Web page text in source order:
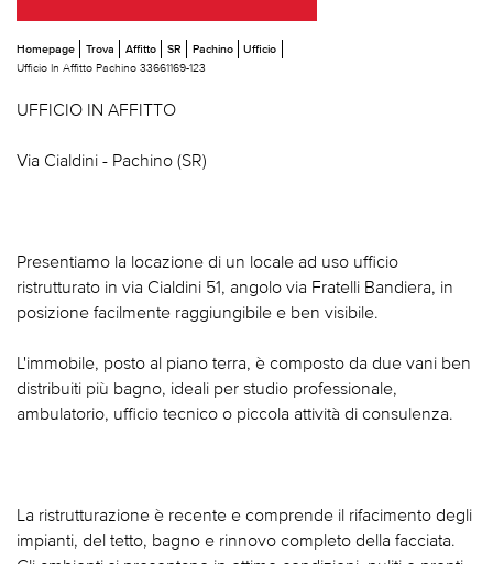
Homepage Trova Affitto SR Pachino
Ufficio
Ufficio In Affitto Pachino 33661169-123
UFFICIO IN AFFITTO
Via Cialdini - Pachino (SR)
Presentiamo la locazione di un locale ad uso ufficio
ristrutturato in via Cialdini 51, angolo via Fratelli Bandiera, in
posizione facilmente raggiungibile e ben visibile.
L'immobile, posto al piano terra, è composto da due vani ben
distribuiti più bagno, ideali per studio professionale,
ambulatorio, ufficio tecnico o piccola attività di consulenza.
La ristrutturazione è recente e comprende il rifacimento degli
impianti, del tetto, bagno e rinnovo completo della facciata.